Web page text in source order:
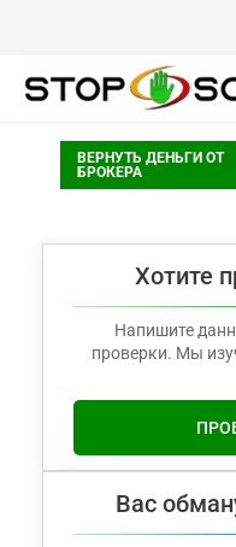
ВЕРНУТЬ ДЕНЬГИ ОТ
БРОКЕРА
Хотите
Напишите
проверки. Мы
Вас